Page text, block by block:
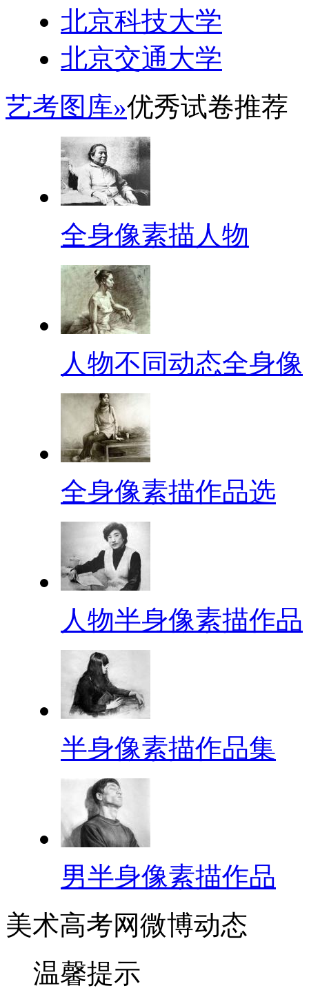
北京科技大学
北京交通大学
艺考图库»优秀试卷推荐
全身像素描人物
人物不同动态全身像
全身像素描作品选
人物半身像素描作品
半身像素描作品集
男半身像素描作品
美术高考网微博动态
温馨提示